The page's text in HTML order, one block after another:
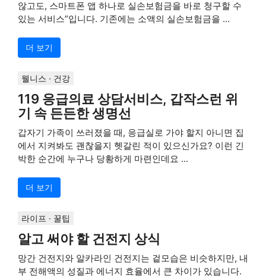
않고도, 스마트폰 앱 하나로 실손보험금을 바로 청구할 수
있는 서비스”입니다. 기존에는 소액의 실손보험금을 ...
더 보기
웰니스 · 건강
119 응급의료 상담서비스, 갑작스런 위
기 속 든든한 생명선
갑자기 가족이 쓰러졌을 때, 응급실로 가야 할지 아니면 집
에서 지켜봐도 괜찮을지 헷갈린 적이 있으신가요? 이런 긴
박한 순간에 누구나 당황하게 마련인데요 ...
더 보기
라이프 · 꿀팁
알고 써야 할 건전지 상식
망간 건전지와 알카라인 건전지는 겉모습은 비슷하지만, 내
부 전해액의 성질과 에너지 효율에서 큰 차이가 있습니다.